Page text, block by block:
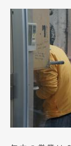
2020年
2020年
2020年
2020年9
2020年8
2020年7
2020年6